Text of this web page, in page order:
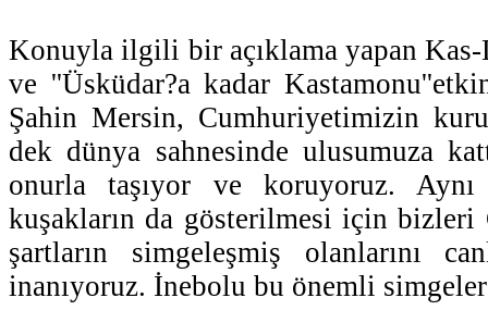
Konuyla ilgili bir açıklama yapan
ve ''Üsküdar?a kadar
Şahin Mersin, Cumhuriyetimizin
dek dünya sahnesinde ulusumuza
onurla taşıyor ve koruyoruz. Aynı
kuşakların da gösterilmesi için bizleri
şartların simgeleşmiş olanlarını
inanıyoruz. İnebolu bu önemli